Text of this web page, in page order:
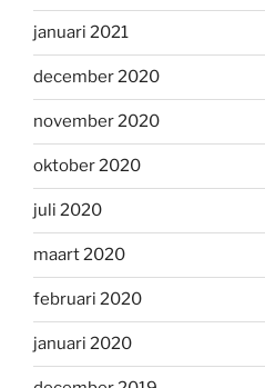
januari 2021
december 2020
november 2020
oktober 2020
juli 2020
maart 2020
februari 2020
januari 2020